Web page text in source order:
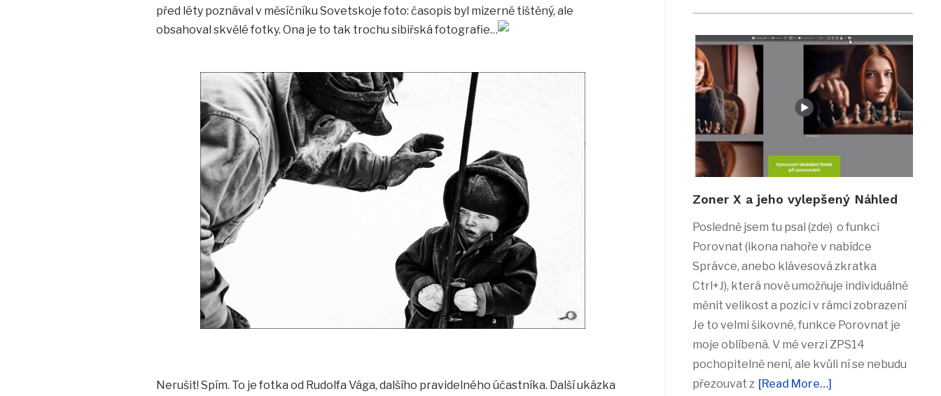
před léty poznával v měsíčníku Sovetskoje foto: časopis byl mizerně tištěný, ale
obsahoval skvělé fotky. Ona je to tak trochu sibiřská fotografie…
Nerušit! Spím. To je fotka od Rudolfa Vága, dalšího pravidelného účastníka. Další ukázka
Zoner X a jeho vylepšený Náhled
Posledně jsem tu psal (zde) o funkci
Porovnat (ikona nahoře v nabídce
Správce, anebo klávesová zkratka
Ctrl+J), která nově umožňuje individuálně
měnit velikost a pozici v rámci zobrazení
Je to velmi šikovné, funkce Porovnat je
moje oblíbená. V mé verzi ZPS14
pochopitelně není, ale kvůli ní se nebudu
přezouvat z [Read More…]